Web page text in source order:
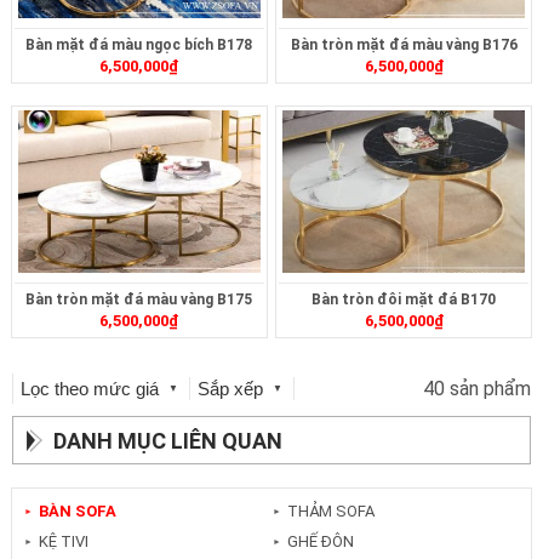
Bàn mặt đá màu ngọc bích B178
6,500,000₫
Bàn tròn mặt đá màu vàng B176
6,500,000₫
Bàn tròn mặt đá màu vàng B175
6,500,000₫
Bàn tròn đôi mặt đá B170
6,500,000₫
Lọc theo mức giá ▼ Sắp xếp ▼ 40 sản phẩm
DANH MỤC LIÊN QUAN
► BÀN SOFA
► KỆ TIVI
► THẢM SOFA
► GHẾ ĐÔN